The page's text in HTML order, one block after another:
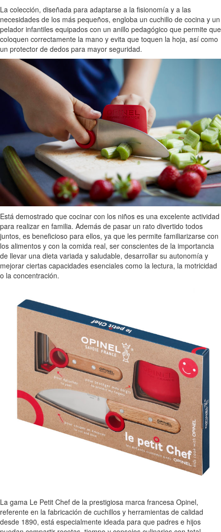
La colección, diseñada para adaptarse a la fisionomía y a las
necesidades de los más pequeños, engloba un cuchillo de cocina y un
pelador infantiles equipados con un anillo pedagógico que permite que
coloquen correctamente la mano y evita que toquen la hoja, así como
un protector de dedos para mayor seguridad.
Está demostrado que cocinar con los niños es una excelente actividad
para realizar en familia. Además de pasar un rato divertido todos
juntos, es beneficioso para ellos, ya que les permite familiarizarse con
los alimentos y con la comida real, ser conscientes de la importancia
de llevar una dieta variada y saludable, desarrollar su autonomía y
mejorar ciertas capacidades esenciales como la lectura, la motricidad
o la concentración.
La gama Le Petit Chef de la prestigiosa marca francesa Opinel,
referente en la fabricación de cuchillos y herramientas de calidad
desde 1890, está especialmente ideada para que padres e hijos